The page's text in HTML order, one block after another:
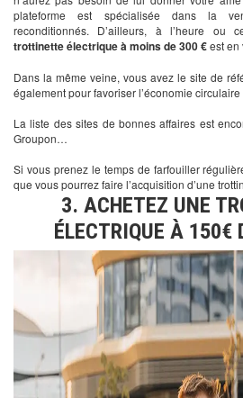
plateforme est spécialisée dans la
reconditionnés. D’ailleurs, à l’heure ou
trottinette électrique à moins de 300 €est en
Dans la même veine, vous avez le site de
également pour favoriser l’économie
La liste des sites de bonnes affaires est
Groupon…
Si vous prenez le temps de farfouiller
que vous pourrez faire l’acquisition d’une
3. ACHETEZ UNE
ÉLECTRIQUE À 150€